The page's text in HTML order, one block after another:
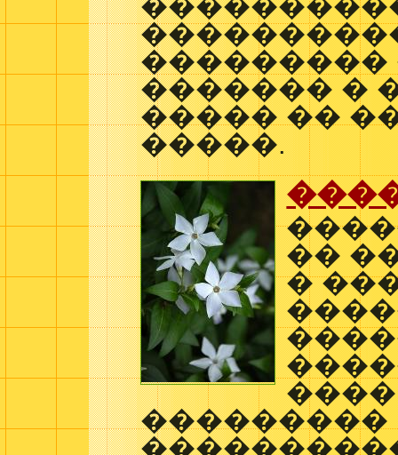
���������
������� �
����� ��
�����.
��
�
����
���������